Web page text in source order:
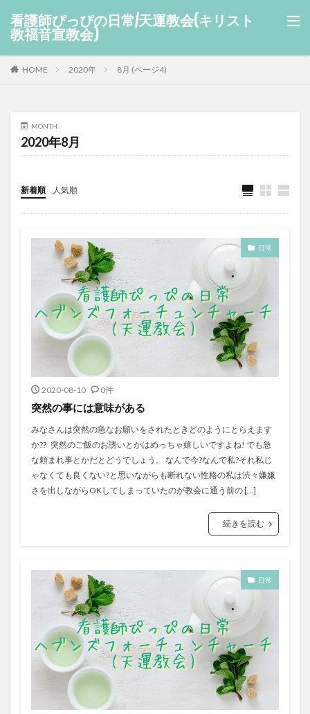
看護師ぴっぴの日常/天運教会(キリスト
教福音宣教会)
HOME 2020年 8月 (ページ4)
MONTH
2020年8月
新着順 人気順
日常
2020-08-10 0件
突然の事には意味がある
みなさんは突然の急なお願いをされたときどのようにとらえます
か?? 突然のご飯のお誘いとかはめっちゃ嬉しいですよね! でも急
な頼まれ事とかだとどうでしょう。 なんで今?なんで私?それ私じ
ゃなくても良くない?と思いながらも断れない性格の私は渋々嫌嫌
さを出しながらOKしてしまっていたのが教会に通う前の […]
続きを読む
日常